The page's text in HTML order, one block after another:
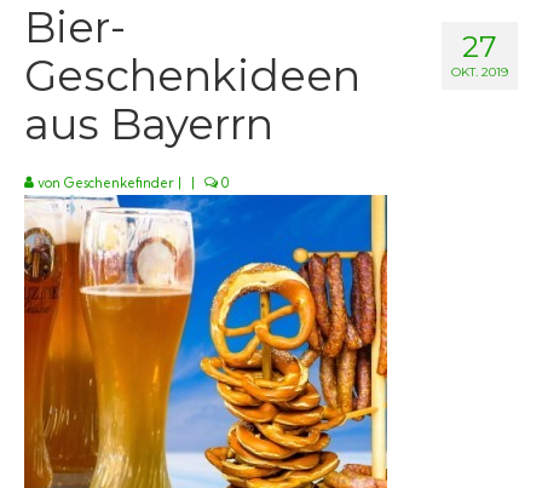
Küche A-Z
NEU
Spirituosen
Sport
Wohnen
27
OKT. 2019
Bier-
Geschenkideen
aus Bayerrn
von Geschenkefinder | | 0